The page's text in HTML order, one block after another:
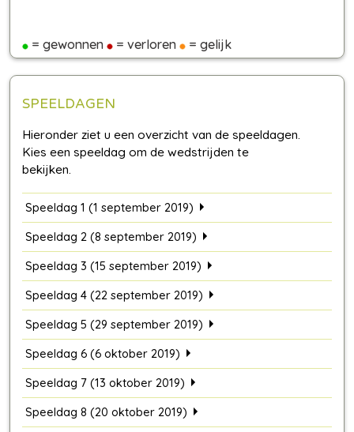
= gewonnen = verloren = gelijk
SPEELDAGEN
Speeldag 1 (1 september 2019)
Speeldag 2 (8 september 2019)
Speeldag 3 (15 september 2019)
Speeldag 4 (22 september 2019)
Speeldag 5 (29 september 2019)
Speeldag 6 (6 oktober 2019)
Speeldag 7 (13 oktober 2019)
Speeldag 8 (20 oktober 2019)